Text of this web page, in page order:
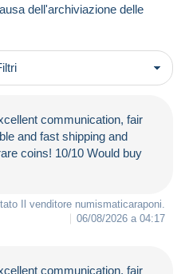
dell'archiviazione delle
communication, fair
and fast shipping and
coins! 10/10 Would buy
Il venditore numismaticaraponi
06/08/2026 a 04:17
communication, fair